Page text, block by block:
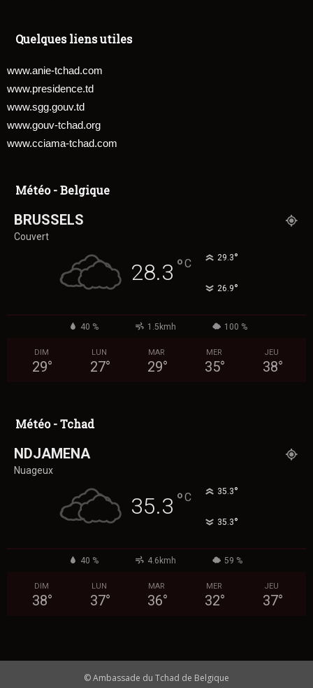
Quelques liens utiles
www.anie-tchad.com
www.presidence.td
www.sgg.gouv.td
www.gouv-tchad.org
www.cciama-tchad.com
Météo - Belgique
BRUSSELS
Couvert
28.3 °C 29.3°
26.9°
40 % 1.5kmh 100 %
DIM
29°
LUN
27°
MAR
29°
MER
35°
JEU
38°
Météo - Tchad
NDJAMENA
Nuageux
35.3 °C 35.3°
35.3°
40 % 4.6kmh 59 %
DIM
38°
LUN
37°
MAR
36°
MER
32°
JEU
37°
© Ambassade du Tchad de Belgique